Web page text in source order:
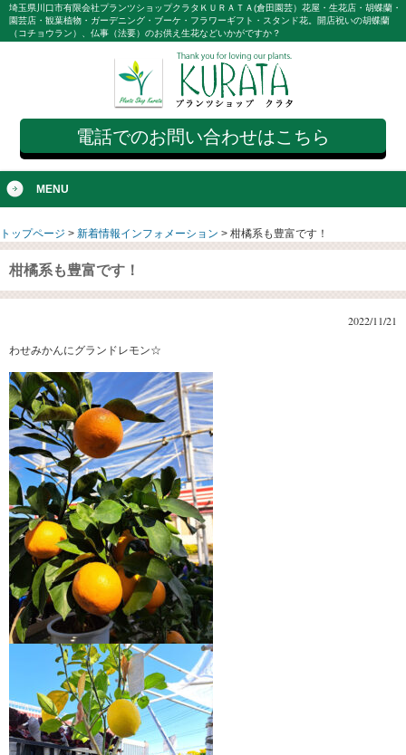
埼玉県川口市有限会社プランツショップクラタＫＵＲＡＴＡ(倉田園芸）花屋・生花店・胡蝶蘭・
園芸店・観葉植物・ガーデニング・ブーケ・フラワーギフト・スタンド花。開店祝いの胡蝶蘭
（コチョウラン）、仏事（法要）のお供え生花などいかがですか？
電話でのお問い合わせはこちら
MENU
トップページ > 新着情報インフォメーション > 柑橘系も豊富です！
柑橘系も豊富です！
2022/11/21
わせみかんにグランドレモン☆